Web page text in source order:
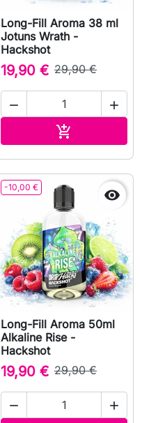
Long-Fill Aroma 38 ml
Jotuns Wrath -
Hackshot
19,90 € 29,90 €
 

-10,00 € 
Long-Fill Aroma 50ml
Alkaline Rise -
Hackshot
19,90 € 29,90 €
 